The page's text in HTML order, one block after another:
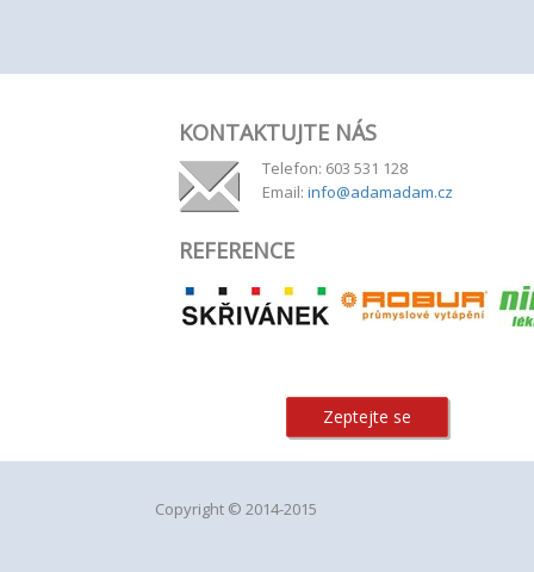
KONTAKTUJTE NÁS
Telefon: 603 531 128
Email: info@adamadam.cz
REFERENCE
Zeptejte se
Copyright © 2014-2015